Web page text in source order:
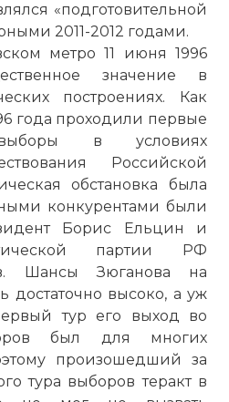
«подготовительной
2011-2012 годами.
метро 11 июня 1996
значение в
построениях. Как
года проходили первые
выборы в условиях
Российской
обстановка была
конкурентами были
Борис Ельцин и
партии РФ
Шансы Зюганова на
достаточно высоко, а уж
тур его выход во
был для многих
произошедший за
тура выборов теракт в